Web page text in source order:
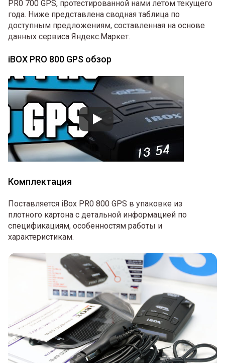
PR0 700 GPS, протестированной нами летом текущего
года. Ниже представлена сводная таблица по
доступным предложениям, составленная на основе
данных сервиса Яндекс.Маркет.
iBOX PRO 800 GPS обзор
Комплектация
Поставляется iBox PR0 800 GPS в упаковке из
плотного картона с детальной информацией по
спецификациям, особенностям работы и
характеристикам.